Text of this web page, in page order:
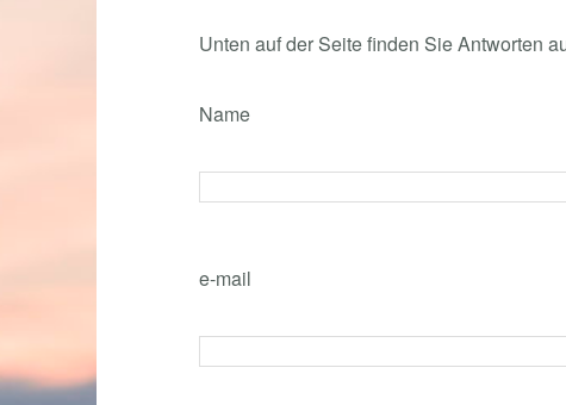
Unten auf der Seite finden Sie Antworten
Name
e-mail